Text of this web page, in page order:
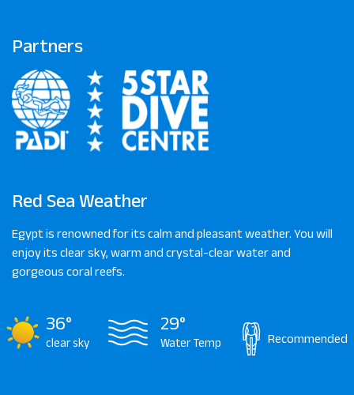
Partners
Red Sea Weather
Egypt is renowned for its calm and pleasant weather. You will
enjoy its clear sky, warm and crystal-clear water and
gorgeous coral reefs.
36°
clear sky
29°
Water Temp Recommended